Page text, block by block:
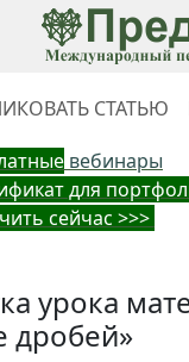
СТАТЬЮ
вебинары
для
сейчас >>>
урока
дробей»